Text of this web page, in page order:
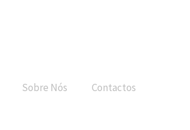
Sobre Nós Contactos